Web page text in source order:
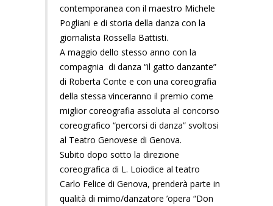
contemporanea con il maestro Michele
Pogliani e di storia della danza con la
giornalista Rossella Battisti.
A maggio dello stesso anno con la
compagnia di danza “il gatto danzante”
di Roberta Conte e con una coreografia
della stessa vinceranno il premio come
miglior coreografia assoluta al concorso
coreografico “percorsi di danza” svoltosi
al Teatro Genovese di Genova.
Subito dopo sotto la direzione
coreografica di L. Loiodice al teatro
Carlo Felice di Genova, prenderà parte in
qualità di mimo/danzatore ’opera “Don